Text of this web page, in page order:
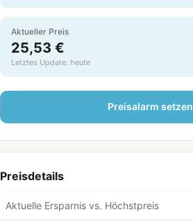
Aktueller Preis
25,53 €
Letztes Update: heute
Preisalarm setzen
Preisdetails
Aktuelle Ersparnis vs. Höchstpreis